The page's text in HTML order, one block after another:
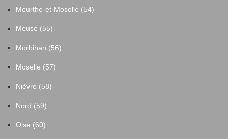
Meurthe-et-Moselle (54)
Meuse (55)
Morbihan (56)
Moselle (57)
Nièvre (58)
Nord (59)
Oise (60)